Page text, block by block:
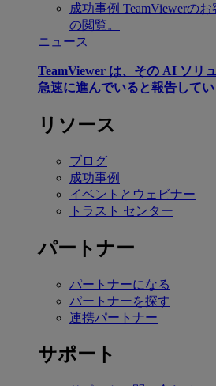
成功事例 TeamViewerの
の閲覧。
ニュース
TeamViewer は、その AI ソリ
急速に進んでいると報告してい
リソース
ブログ
成功事例
イベントとウェビナー
トラスト センター
パートナー
パートナーになる
パートナーを探す
連携パートナー
サポート